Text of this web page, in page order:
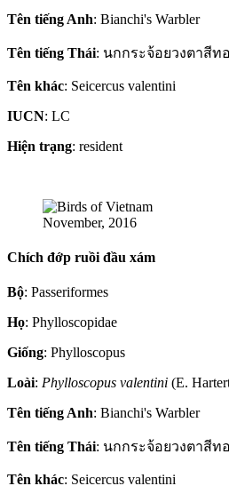
Tên tiếng Anh: Bianchi's Warbler
Tên tiếng Thái: นกกระจ้อยวงตาสีท
Tên khác: Seicercus valentini
IUCN: LC
Hiện trạng: resident
November, 2016
Chích đớp ruồi đầu xám
Bộ: Passeriformes
Họ: Phylloscopidae
Giống: Phylloscopus
Loài: Phylloscopus valentini (E.
Tên tiếng Anh: Bianchi's Warbler
Tên tiếng Thái: นกกระจ้อยวงตาสีท
Tên khác: Seicercus valentini